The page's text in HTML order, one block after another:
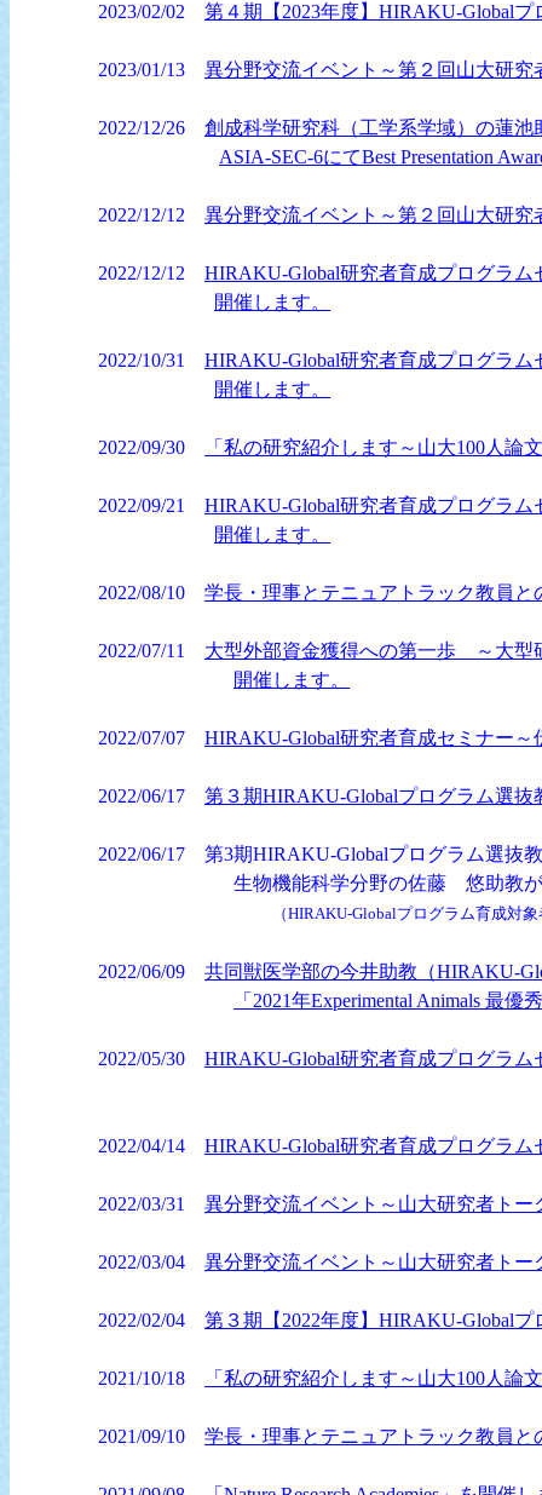
2023/02/02 第４期【2023年度】HIRAKU-Global
2023/01/13 異分野交流イベント～第２回山大研
2022/12/26 創成科学研究科（工学系学域）の蓮
ASIA-SEC-6にてBest Presentation
2022/12/12 異分野交流イベント～第２回山大研究
2022/12/12 HIRAKU-Global研究者育成プログラ
開催します。
2022/10/31 HIRAKU-Global研究者育成プログラ
開催します。
2022/09/30 「私の研究紹介します～山大100人論
2022/09/21 HIRAKU-Global研究者育成プログラ
開催します。
2022/08/10 学長・理事とテニュアトラック教員
2022/07/11 大型外部資金獲得への第一歩 ～大
開催します。
2022/07/07 HIRAKU-Global研究者育成セミナー
2022/06/17 第３期HIRAKU-Globalプログラム選
2022/06/17 第3期HIRAKU-Globalプログラム選抜
生物機能科学分野の佐藤 悠助教が選
（HIRAKU-Globalプログラム育成対
2022/06/09 共同獣医学部の今井助教（HIRAKU-
「2021年Experimental Animals 最
2022/05/30 HIRAKU-Global研究者育成プログラム
2022/04/14 HIRAKU-Global研究者育成プログラ
2022/03/31 異分野交流イベント～山大研究者トー
2022/03/04 異分野交流イベント～山大研究者トー
2022/02/04 第３期【2022年度】HIRAKU-Global
2021/10/18 「私の研究紹介します～山大100人論
2021/09/10 学長・理事とテニュアトラック教員と